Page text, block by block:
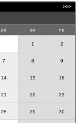
>>>
pá so ne
1 2
7 8 9
14 15 16
21 22 23
28 29 30